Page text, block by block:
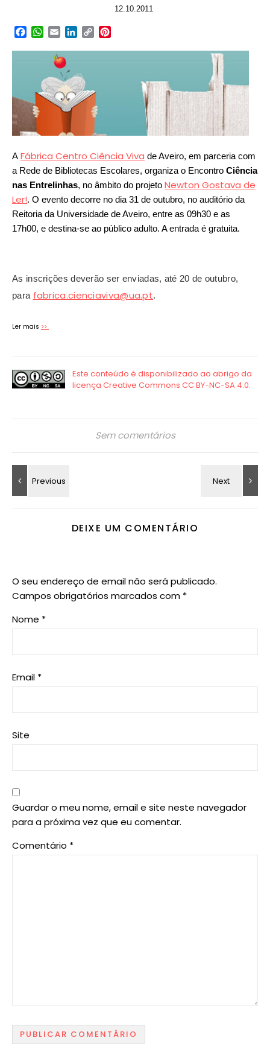
12.10.2011
Facebook
WhatsApp
EmailLinkedIn
Copy
A Fábrica Centro Ciência Viva de Aveiro, em parceria com
a Rede de Bibliotecas Escolares, organiza o Encontro Ciência
nas Entrelinhas, no âmbito do projeto Newton Gostava de
Ler!. O evento decorre no dia 31 de outubro, no auditório da
Reitoria da Universidade de Aveiro, entre as 09h30 e as
17h00, e destina-se ao público adulto. A entrada é gratuita.
As inscrições deverão ser enviadas, até 20 de outubro,
para fabrica.cienciaviva@ua.pt.
Ler mais >>
Sem comentários
DEIXE UM COMENTÁRIO
O seu endereço de email não será publicado.
Campos obrigatórios marcados com *
Nome *
Email *
Site
Guardar o meu nome, email e site neste navegador
para a próxima vez que eu comentar.
Comentário *